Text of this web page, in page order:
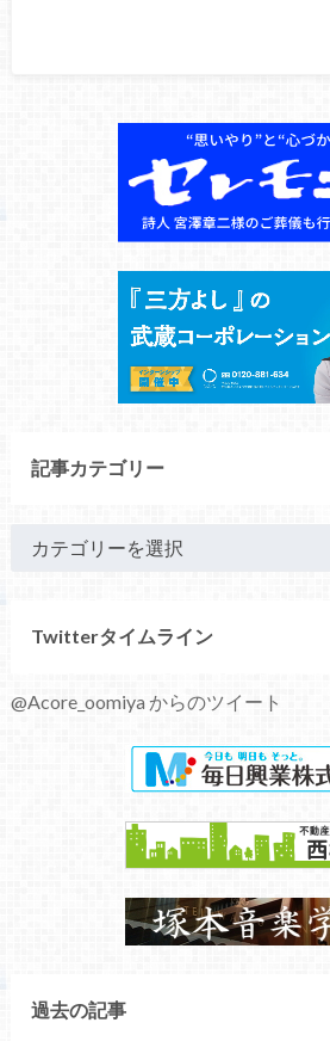
記事カテゴリー
Twitterタイムライン
@Acore_oomiya からのツイート
過去の記事